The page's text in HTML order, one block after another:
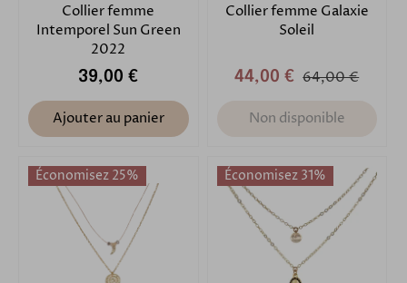
Collier femme
Intemporel Sun Green
2022
39,00 €
Ajouter au panier
Collier femme Galaxie
Soleil
44,00 € 64,00 €
Non disponible
Économisez 25% Économisez 31%